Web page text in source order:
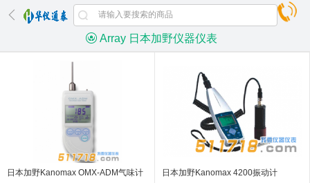
Array 日本加野仪器仪表
日本加野Kanomax OMX-ADM气味计 日本加野Kanomax 4200振动计